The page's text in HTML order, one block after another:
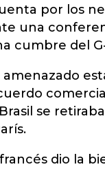
por los
una
cumbre del
se
dio la